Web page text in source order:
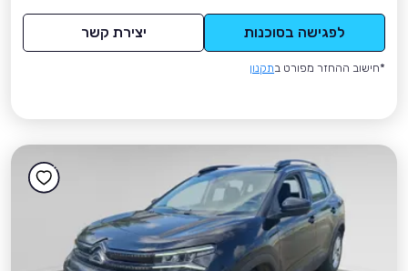
לפגישה בסוכנות יצירת קשר
*חישוב ההחזר מפורט בתקנון